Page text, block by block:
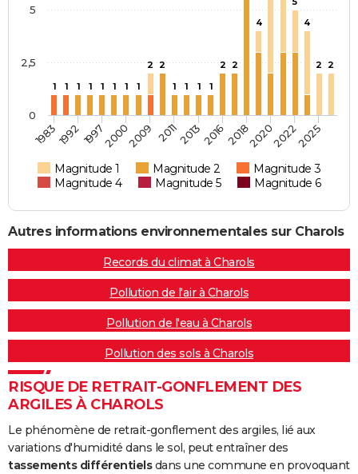
1 1 1 1 1 1 1 1
2
2
1
1 1 1
2 2
4
4
2 2
Magnitude 1 Magnitude 2
Magnitude 3
Magnitude 4
Magnitude 5 Magnitude 6
19831992199720002009 2011201320162018202020222025
0
2,5
5
Autres informations environnementales sur Charols
Records du climat à Charols
Pollution de l'air à Charols
Pollution de l'eau à Charols
Pollution des sols à Charols
RISQUE DE RETRAIT-GONFLEMENT DES
ARGILES À CHAROLS
Le phénomène de retrait-gonflement des argiles, lié aux
variations d'humidité dans le sol, peut entraîner des
tassements différentielsdans une commune en provoquant